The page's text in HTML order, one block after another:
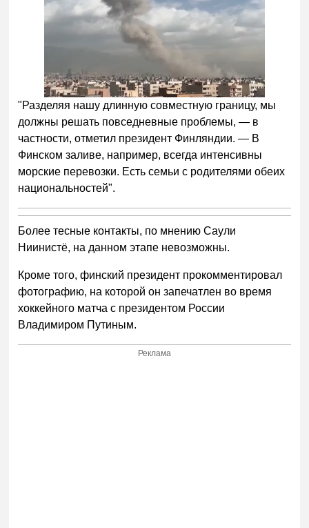
"Разделяя нашу длинную совместную границу, мы
должны решать повседневные проблемы, — в
частности, отметил президент Финляндии. — В
Финском заливе, например, всегда интенсивны
морские перевозки. Есть семьи с родителями обеих
национальностей".
Более тесные контакты, по мнению Саули
Ниинистё, на данном этапе невозможны.
Кроме того, финский президент прокомментировал
фотографию, на которой он запечатлен во время
хоккейного матча с президентом России
Владимиром Путиным.
Реклама